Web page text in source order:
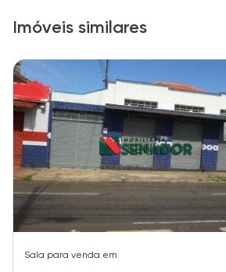
Imóveis similares
Sala para venda em